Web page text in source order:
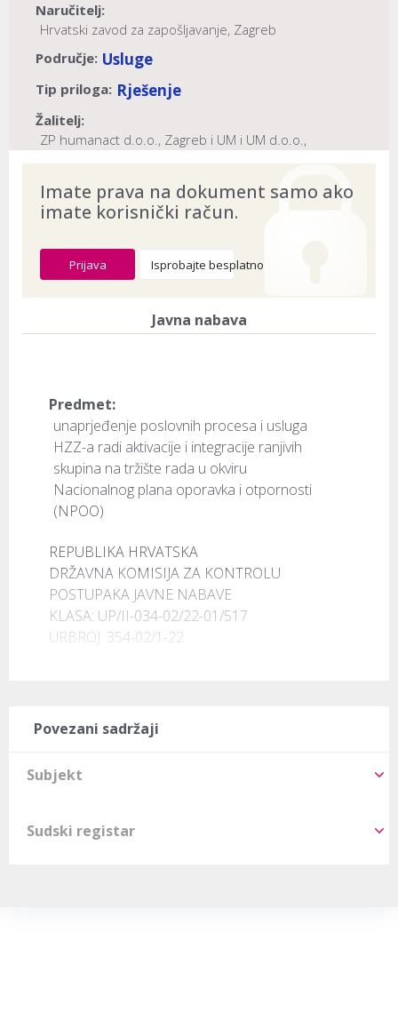
Naručitelj:
Hrvatski zavod za zapošljavanje, Zagreb
Područje: Usluge
Tip priloga: Rješenje
Žalitelj:
ZP humanact d.o.o., Zagreb i UM i UM d.o.o.,
Naslov: Hrvatski zavod za zapošljavanje, Zagreb
Dokument provjeren na datum:
Imate prava na dokument samo ako
imate korisnički račun.
Prijava Isprobajte besplatno
Javna nabava
Predmet:
unaprjeđenje poslovnih procesa i usluga
HZZ-a radi aktivacije i integracije ranjivih
skupina na tržište rada u okviru
Nacionalnog plana oporavka i otpornosti
(NPOO)
REPUBLIKA HRVATSKA
DRŽAVNA KOMISIJA ZA KONTROLU
POSTUPAKA JAVNE NABAVE
KLASA: UP/II-034-02/22-01/517
URBROJ: 354-02/1-22
Povezani sadržaji
Subjekt
Sudski registar